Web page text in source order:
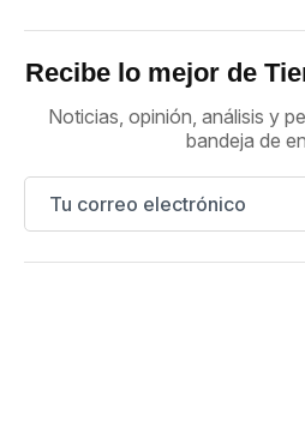
Recibe lo mejor de
Noticias, opinión, análisis y
bandeja de